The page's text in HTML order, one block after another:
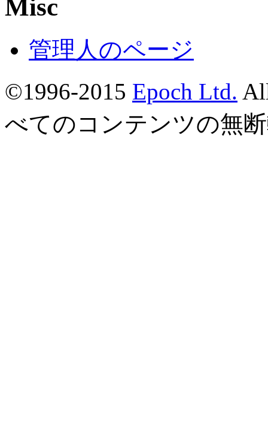
管理人のページ
©1996-2015 Epoch Ltd.
べてのコンテンツの無